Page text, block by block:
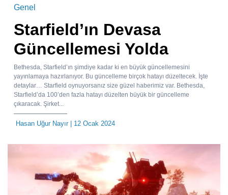
Genel
Starfield’ın Devasa
Güncellemesi Yolda
Bethesda, Starfield’ın şimdiye kadar ki en büyük güncellemesini
yayınlamaya hazırlanıyor. Bu güncelleme birçok hatayı düzeltecek. İşte
detaylar… Starfield oynuyorsanız size güzel haberimiz var. Bethesda,
Starfield’da 100’den fazla hatayı düzelten büyük bir güncelleme
çıkaracak. Şirket...
Hasan Uğur Nayır| 12 Ocak 2024